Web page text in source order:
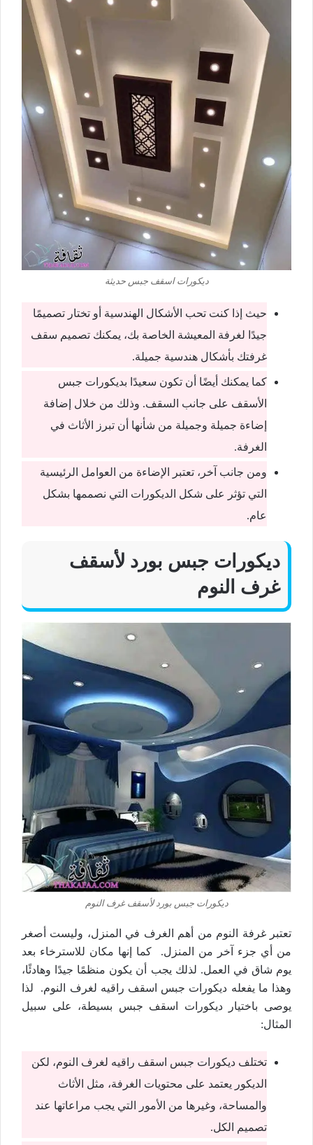
ديكورات اسقف جبس حديثة
حيث إذا كنت تحب الأشكال الهندسية أو تختار تصميمًا
جيدًا لغرفة المعيشة الخاصة بك، يمكنك تصميم سقف
غرفتك بأشكال هندسية جميلة.
كما يمكنك أيضًا أن تكون سعيدًا بديكورات جبس
الأسقف على جانب السقف. وذلك من خلال إضافة
إضاءة جميلة وجميلة من شأنها أن تبرز الأثاث في
الغرفة.
ومن جانب آخر، تعتبر الإضاءة من العوامل الرئيسية
التي تؤثر على شكل الديكورات التي نصممها بشكل
عام.
ديكورات جبس بورد لأسقف
غرف النوم
ديكورات جبس بورد لأسقف غرف النوم
تعتبر غرفة النوم من أهم الغرف في المنزل، وليست أصغر
من أي جزء آخر من المنزل. كما إنها مكان للاسترخاء بعد
يوم شاق في العمل. لذلك يجب أن يكون منظمًا جيدًا وهادئًا،
وهذا ما يفعله ديكورات جبس اسقف راقيه لغرف النوم. لذا
يوصى باختيار ديكورات اسقف جبس بسيطة، على سبيل
المثال:
تختلف ديكورات جبس اسقف راقيه لغرف النوم، لكن
الديكور يعتمد على محتويات الغرفة، مثل الأثاث
والمساحة، وغيرها من الأمور التي يجب مراعاتها عند
تصميم الكل.